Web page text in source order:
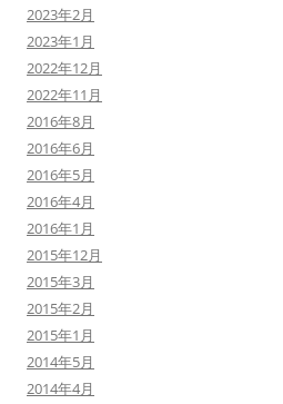
2023年2月
2023年1月
2022年12月
2022年11月
2016年8月
2016年6月
2016年5月
2016年4月
2016年1月
2015年12月
2015年3月
2015年2月
2015年1月
2014年5月
2014年4月